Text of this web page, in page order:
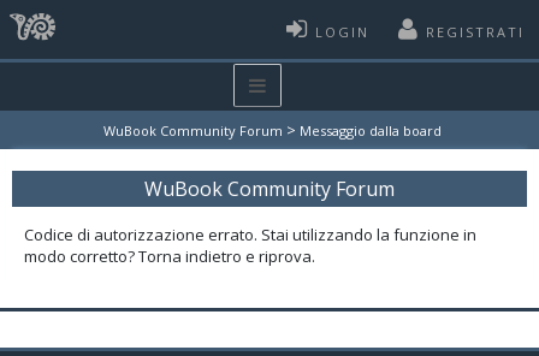
LOGIN REGISTRATI
WuBook Community Forum > Messaggio dalla board
WuBook Community Forum
Codice di autorizzazione errato. Stai utilizzando la funzione in
modo corretto? Torna indietro e riprova.